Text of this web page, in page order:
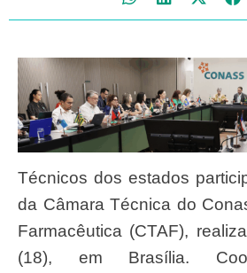
Técnicos dos estados participaram da reunião
da Câmara Técnica do
Farmacêutica (CTAF),
(18), em Brasília.